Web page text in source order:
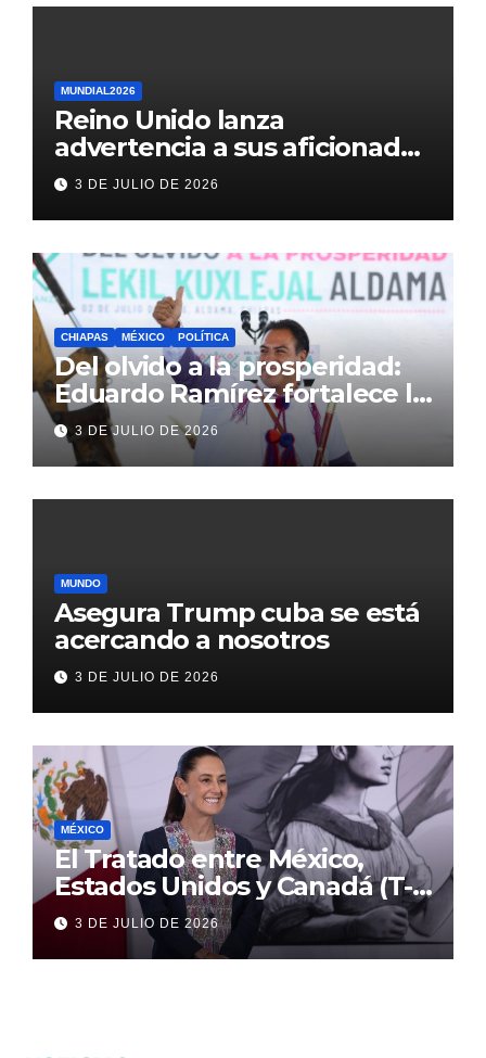
MUNDIAL2026
Reino Unido lanza
advertencia a sus aficionados
antes del México vs
Inglaterra en el Mundial 2026
3 DE JULIO DE 2026
CHIAPAS MÉXICO POLÍTICA
Del olvido a la prosperidad:
Eduardo Ramírez fortalece la
transformación de Aldama
con inversión histórica
3 DE JULIO DE 2026
MUNDO
Asegura Trump cuba se está
acercando a nosotros
3 DE JULIO DE 2026
MÉXICO
El Tratado entre México,
Estados Unidos y Canadá (T-
MEC) se mantiene hasta el
2036: Presidenta Claudia
Sheinbaum
3 DE JULIO DE 2026